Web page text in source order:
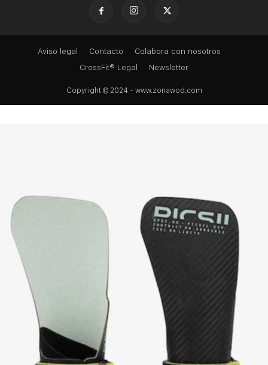
Aviso legal Contacto
Colabora con nosotros
CrossFit® Legal
Newsletter
Copyright © 2024 - www.zonawod.com